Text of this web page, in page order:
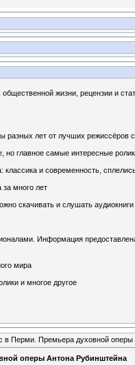
жизни, рецензии и
лет от лучших режиссёров
главное самые интересные
и современность,
много лет
скачивать и слушать
Информация
мира
и многое другое
в Перми. Премьера духовной
оперы Антона Рубинштейна